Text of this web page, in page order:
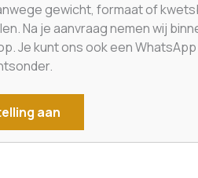
gewicht, formaat of
Na je aanvraag nemen wij
Je kunt ons ook een
aan